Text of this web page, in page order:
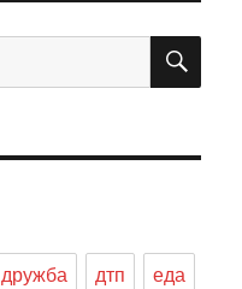
дружба дтп
еда